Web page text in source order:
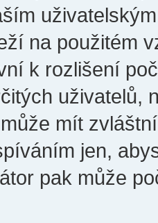
na použitém
k rozlišení
uživatelů,
mít
jen,
pak může